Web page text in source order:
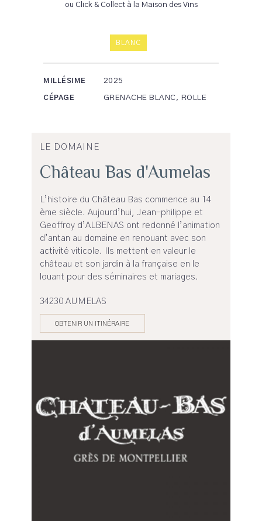
ou Click & Collect à la Maison des Vins
BLANC
MILLÉSIME 2025
CÉPAGE GRENACHE BLANC, ROLLE
LE DOMAINE
Château Bas d'Aumelas
L’histoire du Château Bas commence au 14
ème siècle. Aujourd’hui, Jean-philippe et
Geoffroy d’ALBENAS ont redonné l’animation
d’antan au domaine en renouant avec son
activité viticole. Ils mettent en valeur le
château et son jardin à la française en le
louant pour des séminaires et mariages.
34230 AUMELAS
OBTENIR UN ITINÉRAIRE